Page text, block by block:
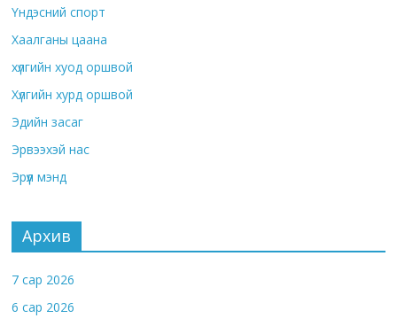
Үндэсний спорт
Хаалганы цаана
хүлгийн хуод оршвой
Хүлгийн хурд оршвой
Эдийн засаг
Эрвээхэй нас
Эрүүл мэнд
Архив
7 сар 2026
6 сар 2026